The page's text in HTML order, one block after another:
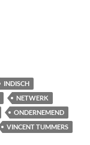
INDISCH
NETWERK
ONDERNEMEND
VINCENT TUMMERS